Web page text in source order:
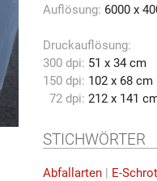
Auflösung: 6000 x
Druckauflösung:
300 dpi: 51 x 34 cm
150 dpi: 102 x 68 cm
72 dpi: 212 x 141
STICHWÖRTER
Abfallarten | E-